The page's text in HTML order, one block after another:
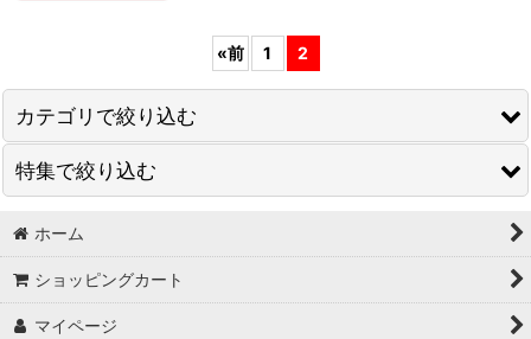
«前 1 2
カテゴリで絞り込む
ヘビ
トカゲ
ヤモリ
特集で絞り込む
トカゲ
ホーム
ショッピングカート
マイページ